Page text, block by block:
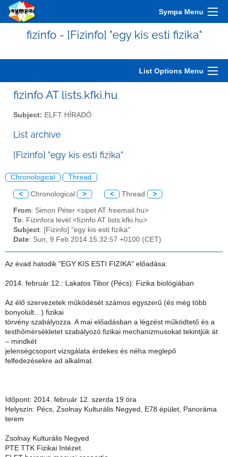
Sympa Menu
fizinfo - [Fizinfo] "egy kis esti fizika"
List Options Menu
fizinfo AT lists.kfki.hu
Subject: ELFT HÍRADÓ
List archive
[Fizinfo] "egy kis esti fizika"
Chronological Thread
< Chronological > < Thread >
From: Simon Péter <sipet AT freemail.hu>
To: Fizinfora levél <fizinfo AT lists.kfki.hu>
Subject: [Fizinfo] "egy kis esti fizika"
Date: Sun, 9 Feb 2014 15:32:57 +0100 (CET)
Az évad hatodik "EGY KIS ESTI FIZIKA" előadása:
2014. február 12.: Lakatos Tibor (Pécs): Fizika biológiában
Az élő szervezetek működését számos egyszerű (és még több
bonyolult…) fizikai
törvény szabályozza. A mai előadásban a légzést működtető és a
testhőmérsékletet szabályozó fizikai mechanizmusokat tekintjük át
– mindkét
jelenségcsoport vizsgálata érdekes és néha meglepő
felfedezésekre ad alkalmat.
Időpont: 2014. február 12. szerda 19 óra
Helyszín: Pécs, Zsolnay Kulturális Negyed, E78 épület, Panoráma
terem
Zsolnay Kulturális Negyed
PTE TTK Fizikai Intézet